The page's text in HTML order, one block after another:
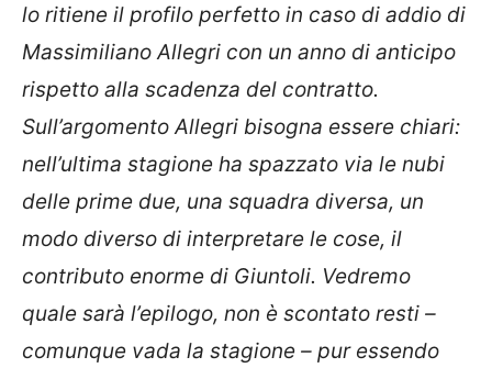
lo ritiene il profilo perfetto in caso di addio di
Massimiliano Allegri con un anno di anticipo
rispetto alla scadenza del contratto.
Sull’argomento Allegri bisogna essere chiari:
nell’ultima stagione ha spazzato via le nubi
delle prime due, una squadra diversa, un
modo diverso di interpretare le cose, il
contributo enorme di Giuntoli. Vedremo
quale sarà l’epilogo, non è scontato resti –
comunque vada la stagione – pur essendo